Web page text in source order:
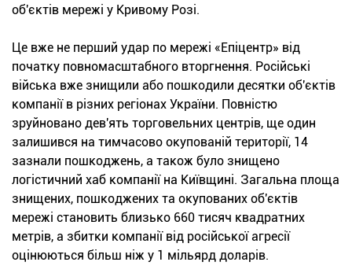
об'єктів мережі у Кривому Розі.
Це вже не перший удар по мережі «Епіцентр» від
початку повномасштабного вторгнення. Російські
війська вже знищили або пошкодили десятки об'єктів
компанії в різних регіонах України. Повністю
зруйновано дев'ять торговельних центрів, ще один
залишився на тимчасово окупованій території, 14
зазнали пошкоджень, а також було знищено
логістичний хаб компанії на Київщині. Загальна площа
знищених, пошкоджених та окупованих об'єктів
мережі становить близько 660 тисяч квадратних
метрів, а збитки компанії від російської агресії
оцінюються більш ніж у 1 мільярд доларів.